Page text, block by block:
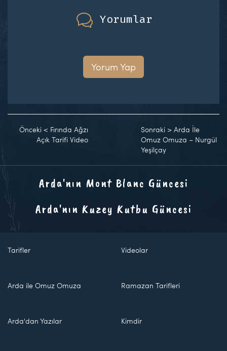
Yorumlar
Yorum Yap
Önceki < Fırında Ağzı
Açık Tarifi Video
Sonraki >Arda İle
Omuz Omuza – Nurgül
Yeşilçay
Arda'nın Mont Blanc Güncesi
Arda'nın Kuzey Kutbu Güncesi
Tarifler Videolar
Arda ile Omuz Omuza Ramazan Tarifleri
Arda'dan Yazılar Kimdir